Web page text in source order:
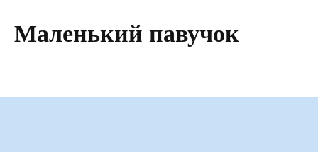
Маленький павучок